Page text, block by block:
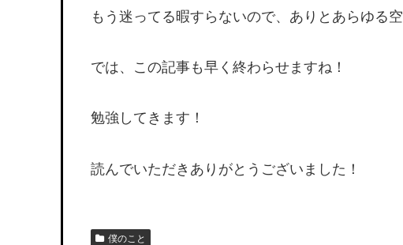
もう迷ってる暇すらないので、ありとあらゆる
では、この記事も早く終わらせますね！
勉強してきます！
読んでいただきありがとうございました！
僕のこと